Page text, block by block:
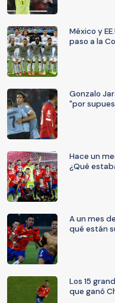
México y
paso a la
Gonzalo
"por
Hace un
¿Qué
A un mes
qué están
Los 15
que ganó